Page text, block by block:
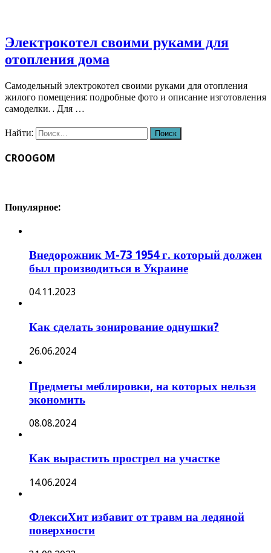
Электрокотел своими руками для
отопления дома
Самодельный электрокотел своими руками для отопления
жилого помещения: подробные фото и описание изготовления
самоделки. . Для …
Найти:
CROOGOM
Популярное:
Внедорожник М-73 1954 г. который должен
был производиться в Украине
04.11.2023
Как сделать зонирование однушки?
26.06.2024
Предметы меблировки, на которых нельзя
экономить
08.08.2024
Как вырастить прострел на участке
14.06.2024
ФлексиХит избавит от травм на ледяной
поверхности